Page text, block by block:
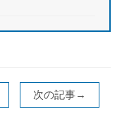
次の記事→